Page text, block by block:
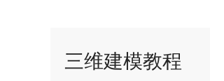
三维建模教程